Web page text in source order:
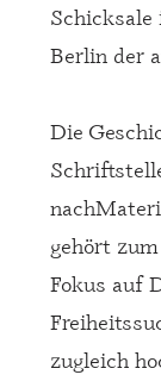
Berlin der
Die
gehört
Fokus auf
zugleich